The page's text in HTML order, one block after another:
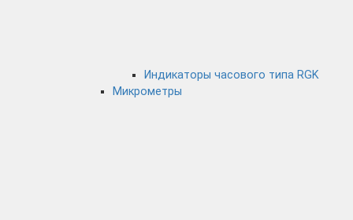
Индикаторы часового типа RGK
Микрометры